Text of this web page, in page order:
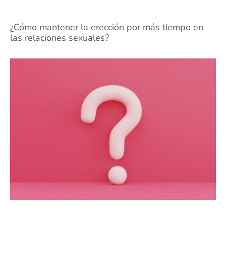
¿Cómo mantener la erección por más tiempo en
las relaciones sexuales?